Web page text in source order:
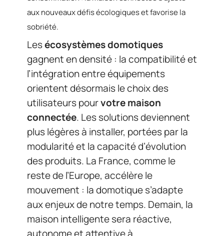
aux nouveaux défis écologiques et favorise la
sobriété.
Lesécosystèmes domotiques
gagnent en densité : la compatibilité et
l’intégration entre équipements
orientent désormais le choix des
utilisateurs pourvotre maison
connectée. Les solutions deviennent
plus légères à installer, portées par la
modularité et la capacité d’évolution
des produits. La France, comme le
reste de l’Europe, accélère le
mouvement : la domotique s’adapte
aux enjeux de notre temps. Demain, la
maison intelligente sera réactive,